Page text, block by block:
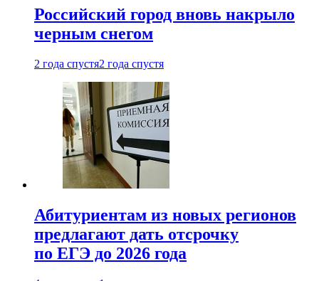
Российский город вновь накрыло
черным снегом
2 года спустя2 года спустя
Абитуриентам из новых регионов
предлагают дать отсрочку
по ЕГЭ до 2026 года